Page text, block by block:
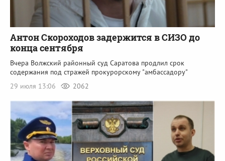
Антон Скороходов задержится в СИЗО до
конца сентября
Вчера Волжский районный суд Саратова продлил срок
содержания под стражей прокурорскому "амбассадору"
29 июля 13:06
2062